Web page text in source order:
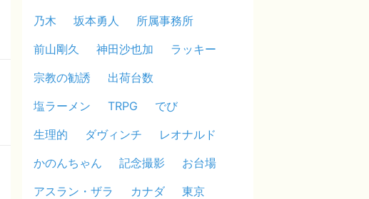
乃木
坂本勇人
所属事務所
前山剛久
神田沙也加
ラッキー
宗教の勧誘
出荷台数
塩ラーメン
TRPG
でび
生理的
ダヴィンチ
レオナルド
かのんちゃん
記念撮影
お台場
アスラン・ザラ
カナダ
東京